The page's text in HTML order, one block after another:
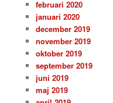
februari 2020
januari 2020
december 2019
november 2019
oktober 2019
september 2019
juni 2019
maj 2019